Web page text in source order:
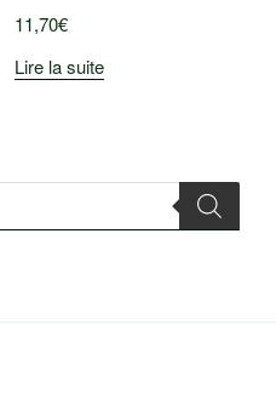
11,70€
Lire la suite